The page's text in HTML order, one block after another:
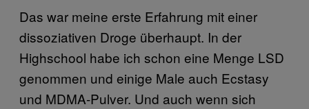
Das war meine erste Erfahrung mit einer
dissoziativen Droge überhaupt. In der
Highschool habe ich schon eine Menge LSD
genommen und einige Male auch Ecstasy
und MDMA-Pulver. Und auch wenn sich